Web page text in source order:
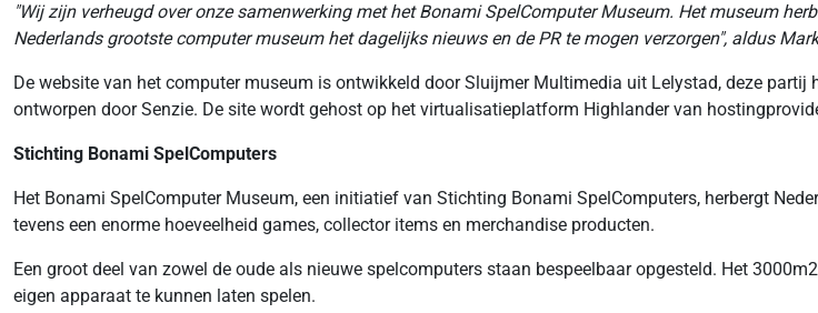
"Wij zijn verheugd over onze samenwerking met het Bonami SpelComputer Museum. Het museum
Nederlands grootste computer museum het dagelijks nieuws en de PR te mogen verzorgen", aldus
De website van het computer museum is ontwikkeld door Sluijmer Multimedia uit Lelystad, deze
ontworpen door Senzie. De site wordt gehost op het virtualisatieplatform Highlander van
Stichting Bonami SpelComputers
Het Bonami SpelComputer Museum, een initiatief van Stichting Bonami SpelComputers, herbergt
tevens een enorme hoeveelheid games, collector items en merchandise producten.
Een groot deel van zowel de oude als nieuwe spelcomputers staan bespeelbaar opgesteld. Het
eigen apparaat te kunnen laten spelen.